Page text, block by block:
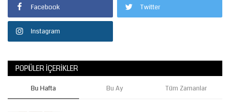
Facebook Twitter
Instagram
POPÜLER İÇERIKLER
Bu Hafta Bu Ay Tüm Zamanlar